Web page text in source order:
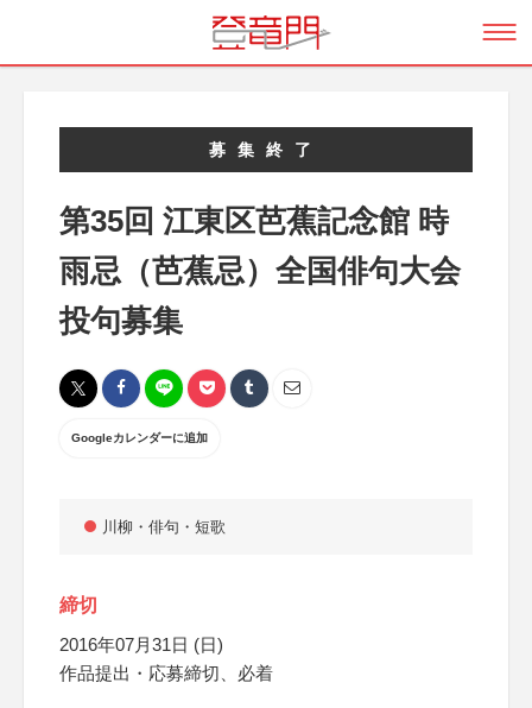
募集終了
第35回 江東区芭蕉記念館 時
雨忌（芭蕉忌）全国俳句大会
投句募集
Googleカレンダーに追加
川柳・俳句・短歌
締切
2016年07月31日 (日)
作品提出・応募締切、必着